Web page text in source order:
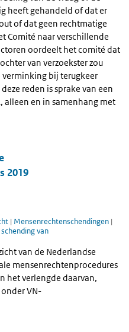
heeft gehandeld of dat er
of dat geen rechtmatige
Comité naar verschillende
oordeelt het comité dat
van verzoekster zou
bij terugkeer
reden is sprake van een
alleen en in samenhang met
2019
| Mensenrechtenschendingen |
van
van de Nederlandse
mensenrechtenprocedures
het verlengde daarvan,
VN-